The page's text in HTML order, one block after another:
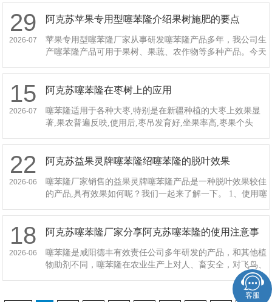
洒，喷洒时需要保持果
29
2026-07
阿克苏苹果专用型噻苯隆介绍果树施肥的要点
苹果专用型噻苯隆厂家从事研发噻苯隆产品多年，我公司生
产噻苯隆产品可用于果树、果蔬、农作物等多种产品。今天
1、施肥量因树因地因肥
15
2026-07
阿克苏噻苯隆在枣树上的应用
噻苯隆适用于各种大枣,特别是在新疆种植的大枣上效果显
著,果农普遍反映,使用后,枣吊发育好,坐果率高,枣果个头
质产品。在大枣
22
2026-06
阿克苏益果灵牌噻苯隆绍噻苯隆的脱叶效果
噻苯隆厂家销售的益果灵牌噻苯隆产品是一种脱叶效果较佳
的产品,具有效果如何呢？我们一起来了解一下。 1、使用噻
叶柄与棉株之间形
18
2026-06
阿克苏噻苯隆厂家分享阿克苏噻苯隆的使用注意事
项
噻苯隆是咸阳德丰有效责任公司多年研发的产品，和其他植
物助剂不同，噻苯隆在农业生产上对人、畜安全，对飞鸟、
天敌、蜜蜂、蚕、鱼无毒，对生态环境无污染,在果实中无
客服